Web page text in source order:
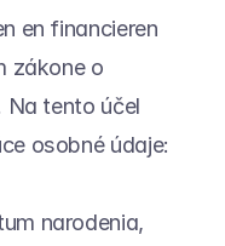
en financieren
zákone o
Na tento účel
osobné údaje:
narodenia,